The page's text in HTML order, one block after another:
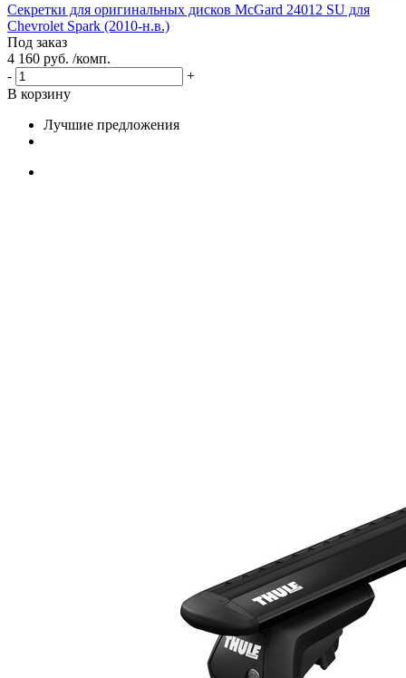
Секретки для оригинальных дисков McGard 24012 SU для
Chevrolet Spark (2010-н.в.)
Под заказ
4 160 руб. /комп.
-
+
В корзину
Лучшие предложения